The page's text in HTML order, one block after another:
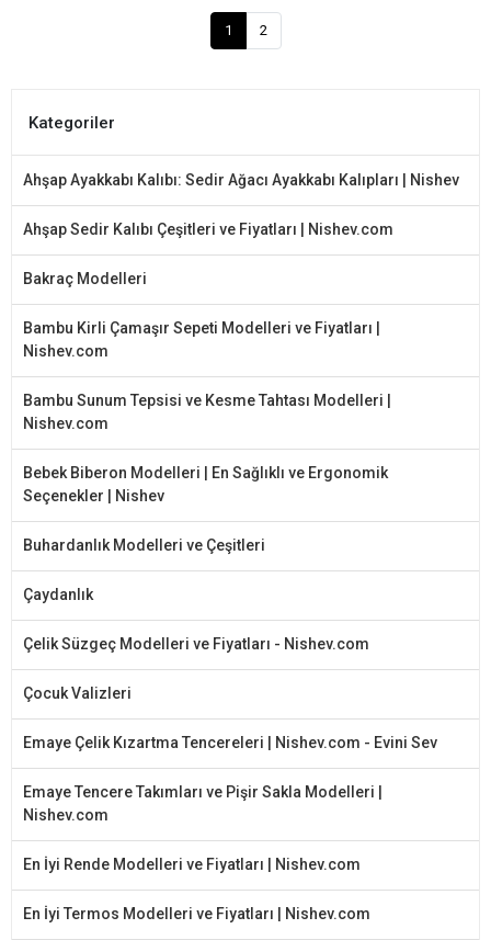
1 2
Kategoriler
Ahşap Ayakkabı Kalıbı: Sedir Ağacı Ayakkabı Kalıpları | Nishev
Ahşap Sedir Kalıbı Çeşitleri ve Fiyatları | Nishev.com
Bakraç Modelleri
Bambu Kirli Çamaşır Sepeti Modelleri ve Fiyatları |
Nishev.com
Bambu Sunum Tepsisi ve Kesme Tahtası Modelleri |
Nishev.com
Bebek Biberon Modelleri | En Sağlıklı ve Ergonomik
Seçenekler | Nishev
Buhardanlık Modelleri ve Çeşitleri
Çaydanlık
Çelik Süzgeç Modelleri ve Fiyatları - Nishev.com
Çocuk Valizleri
Emaye Çelik Kızartma Tencereleri | Nishev.com - Evini Sev
Emaye Tencere Takımları ve Pişir Sakla Modelleri |
Nishev.com
En İyi Rende Modelleri ve Fiyatları | Nishev.com
En İyi Termos Modelleri ve Fiyatları | Nishev.com